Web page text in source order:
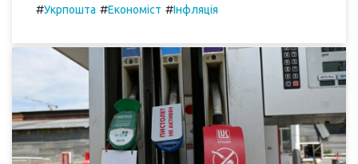
#Укрпошта #Економіст #Інфляція